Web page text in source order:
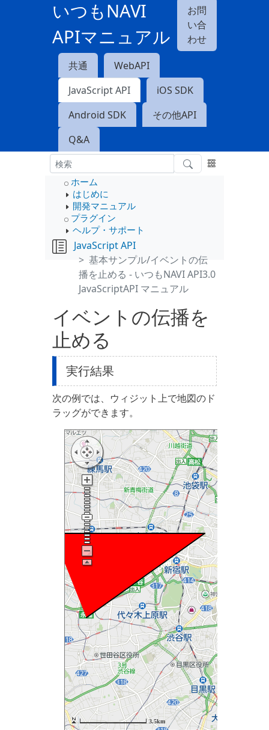
いつもNAVI
APIマニュアル
お問
い合
わせ
共通
WebAPI
JavaScript API
iOS SDK
Android SDK
その他API
Q&A
ホーム
はじめに
開発マニュアル
プラグイン
ヘルプ・サポート
JavaScript API
基本サンプル/イベントの伝
播を止める - いつもNAVI API3.0
JavaScriptAPI マニュアル
イベントの伝播を
止める
実行結果
次の例では、ウィジット上で地図のド
ラッグができます。